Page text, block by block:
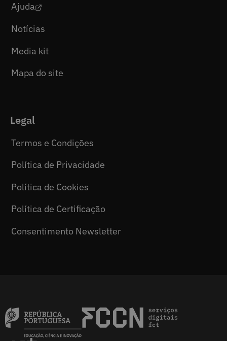
Ajuda
Notícias
Media kit
Mapa do site
Legal
Termos e Condições
Política de Privacidade
Política de Cookies
Política de Certificação
Consentimento Newsletter